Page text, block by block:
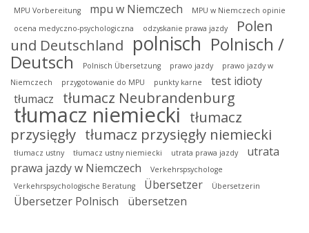
MPU Vorbereitung
mpu w Niemczech
MPU w Niemczech opinie
ocena medyczno-psychologiczna
odzyskanie prawa jazdy
Polen
und Deutschland polnisch Polnisch /
Deutsch Polnisch Übersetzung prawo jazdy
prawo jazdy w
Niemczech
przygotowanie do MPU punkty karne
test idioty
tłumacz
tłumacz Neubrandenburg
tłumacz niemiecki tłumacz
przysięgły tłumacz przysięgły niemiecki
tłumacz ustny tłumacz ustny niemiecki utrata prawa jazdy
utrata
prawa jazdy w Niemczech
Verkehrspsychologe
Verkehrspsychologische Beratung
Übersetzer Übersetzerin
Übersetzer Polnisch übersetzen